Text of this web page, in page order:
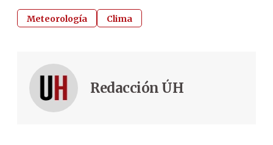
Meteorología Clima
Redacción ÚH